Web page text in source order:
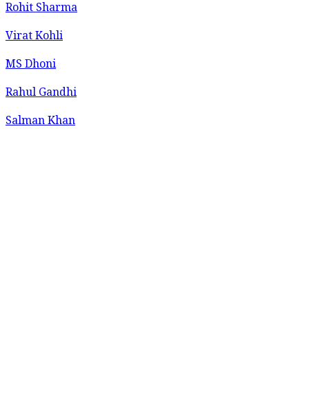
Rohit Sharma
Virat Kohli
MS Dhoni
Rahul Gandhi
Salman Khan